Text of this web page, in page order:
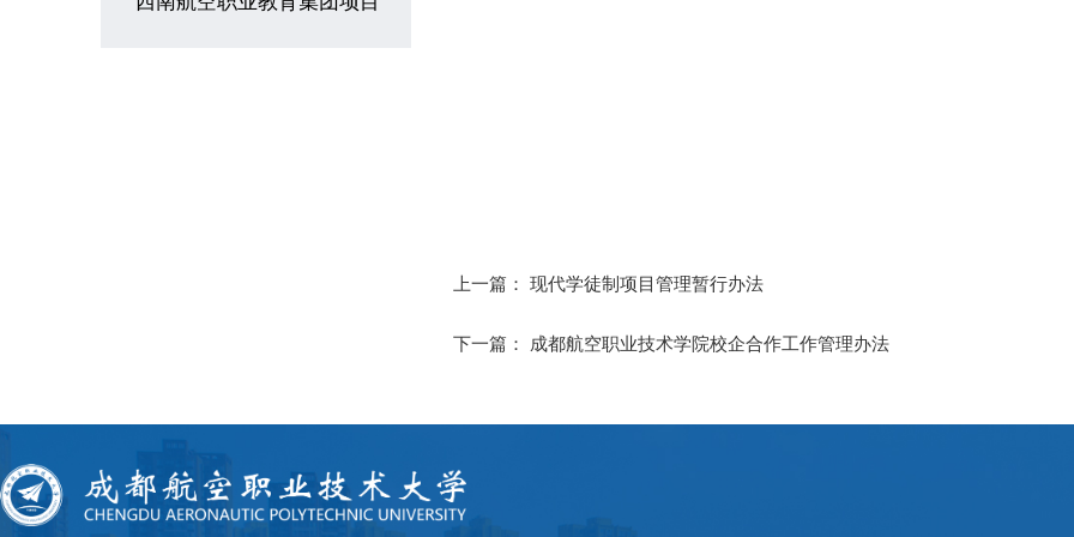
上一篇： 现代学徒制项目管理暂行办法
下一篇： 成都航空职业技术学院校企合作工作管理办法